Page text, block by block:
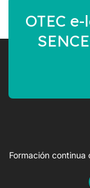
OTEC
Formación